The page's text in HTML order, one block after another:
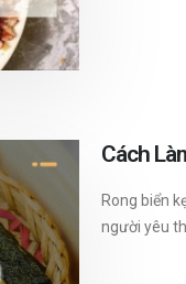
Cách
Rong biển
người yêu